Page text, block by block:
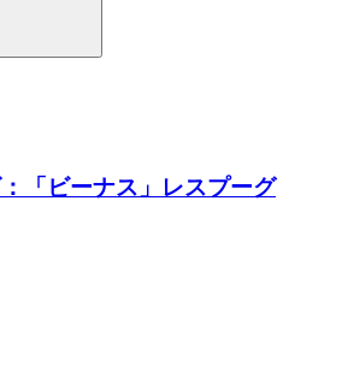
「ビーナス」レスプーグ